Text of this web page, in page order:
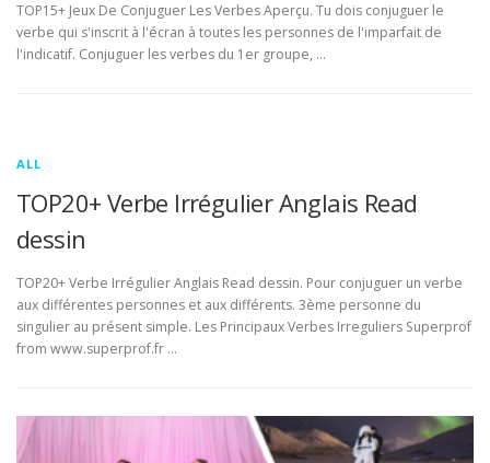
TOP15+ Jeux De Conjuguer Les Verbes Aperçu. Tu dois conjuguer le
verbe qui s'inscrit à l'écran à toutes les personnes de l'imparfait de
l'indicatif. Conjuguer les verbes du 1er groupe, …
ALL
TOP20+ Verbe Irrégulier Anglais Read
dessin
TOP20+ Verbe Irrégulier Anglais Read dessin. Pour conjuguer un verbe
aux différentes personnes et aux différents. 3ème personne du
singulier au présent simple. Les Principaux Verbes Irreguliers Superprof
from www.superprof.fr …